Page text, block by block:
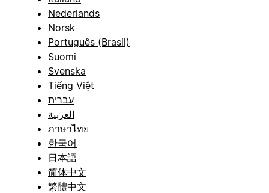
Nederlands
Norsk
Português (Brasil)
Suomi
Svenska
Tiếng Việt
עברית
العربية
ภาษาไทย
한국어
日本語
简体中文
繁體中文